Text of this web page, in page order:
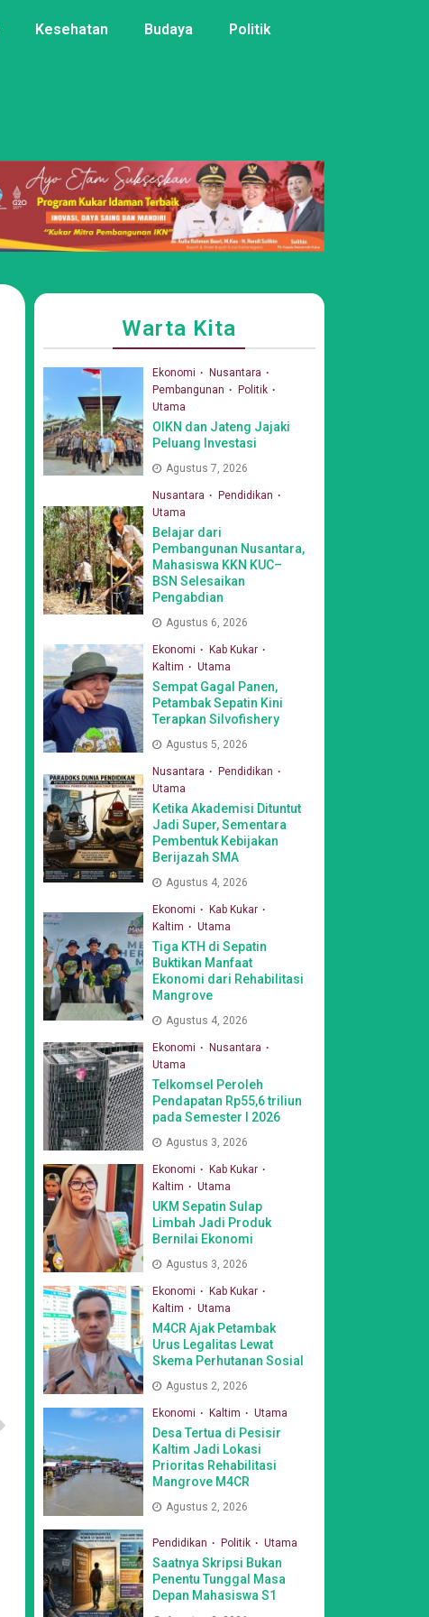
Kesehatan Budaya Politik
Warta Kita
Ekonomi
Nusantara
Pembangunan
Politik
Utama
OIKN dan Jateng Jajaki
Peluang Investasi
Agustus 7, 2026
Nusantara
Pendidikan
Utama
Belajar dari
Pembangunan Nusantara,
Mahasiswa KKN KUC–
BSN Selesaikan
Pengabdian
Agustus 6, 2026
Ekonomi
Kab Kukar
Kaltim
Utama
Sempat Gagal Panen,
Petambak Sepatin Kini
Terapkan Silvofishery
Agustus 5, 2026
Nusantara
Pendidikan
Utama
Ketika Akademisi Dituntut
Jadi Super, Sementara
Pembentuk Kebijakan
Berijazah SMA
Agustus 4, 2026
Ekonomi
Kab Kukar
Kaltim
Utama
Tiga KTH di Sepatin
Buktikan Manfaat
Ekonomi dari Rehabilitasi
Mangrove
Agustus 4, 2026
Ekonomi
Nusantara
Utama
Telkomsel Peroleh
Pendapatan Rp55,6 triliun
pada Semester I 2026
Agustus 3, 2026
Ekonomi
Kab Kukar
Kaltim
Utama
UKM Sepatin Sulap
Limbah Jadi Produk
Bernilai Ekonomi
Agustus 3, 2026
Ekonomi
Kab Kukar
Kaltim
Utama
M4CR Ajak Petambak
Urus Legalitas Lewat
Skema Perhutanan Sosial
Agustus 2, 2026
Ekonomi Kaltim Utama
Desa Tertua di Pesisir
Kaltim Jadi Lokasi
Prioritas Rehabilitasi
Mangrove M4CR
Agustus 2, 2026
Pendidikan Politik Utama
Saatnya Skripsi Bukan
Penentu Tunggal Masa
Depan Mahasiswa S1